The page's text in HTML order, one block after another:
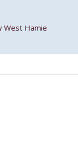
West Hamie